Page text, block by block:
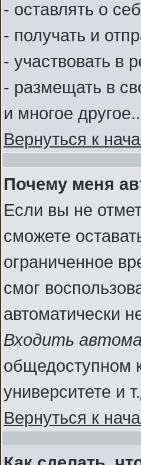
- оставлять о
- получать и
- участвовать в
- размещать в
и многое
Вернуться к
Почему меня
Если вы не
сможете
ограниченное
смог
автоматически
Входить
общедоступном
университете и
Вернуться к